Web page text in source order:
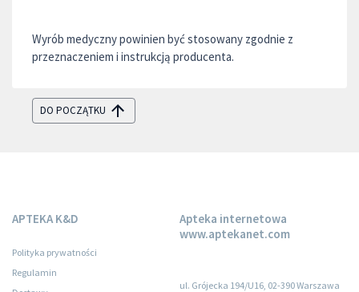
Wyrób medyczny powinien być stosowany zgodnie z
przeznaczeniem i instrukcją producenta.
DO POCZĄTKU
APTEKA K&D
Polityka prywatności
Regulamin
Apteka internetowa
www.aptekanet.com
ul. Grójecka 194/U16, 02-390 Warszawa